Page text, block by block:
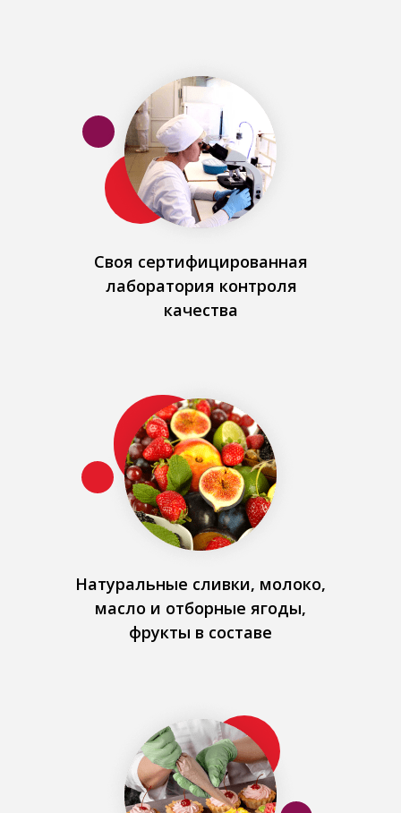
Натуральные сливки, молоко,
масло и отборные ягоды,
фрукты в составе
Своя сертифицированная
лаборатория контроля
качества